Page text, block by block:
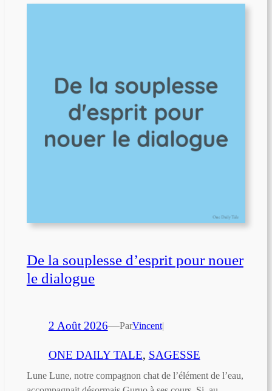
De la souplesse d’esprit pour nouer
le dialogue
2 Août 2026—ParVincent|
ONE DAILY TALE, SAGESSE
Lune Lune, notre compagnon chat de l’élément de l’eau,